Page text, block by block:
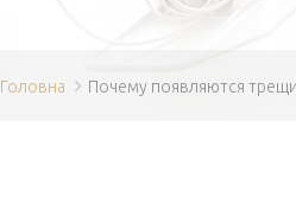
Головна Почему появляются